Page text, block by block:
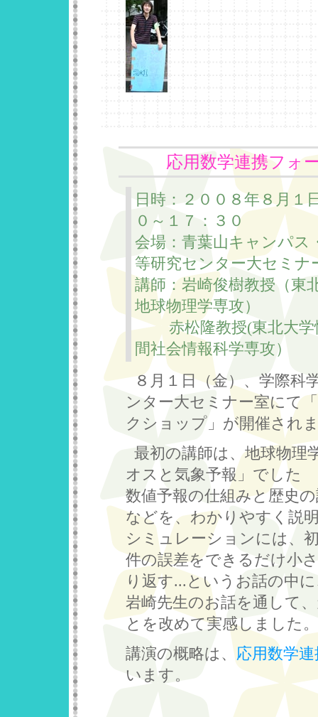
応用数学連携フォ
日時：２００８年８月１
０～１７：３０
会場：青葉山キャンパス
等研究センター大セミナ
講師：岩崎俊樹教授（東
地球物理学専攻）
赤松隆教授(東北大学
間社会情報科学専攻）
８月１日（金）、学際科
ンター大セミナー室にて
クショップ」が開催され
最初の講師は、地球物理
オスと気象予報」でした
数値予報の仕組みと歴史
などを、わかりやすく説
シミュレーションには、
件の誤差をできるだけ小
り返す...というお話の中
岩崎先生のお話を通して
とを改めて実感しました。
講演の概略は、応用数学
います。